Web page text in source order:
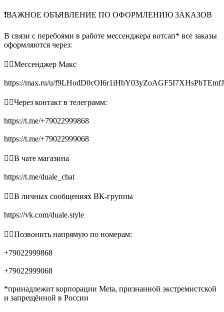
❗️ВАЖНОЕ ОБЪЯВЛЕНИЕ ПО ОФОРМЛЕНИЮ ЗАКАЗОВ
В связи с перебоями в работе мессенджера вотсап* все заказы
оформляются через:
👉🏻Мессенджер Макс
https://max.ru/u/
👉🏻Через контакт в телеграмм:
https://t.me/+79022999868
https://t.me/+79022999068
👉🏻В чате магазина
https://t.me/duale_chat
👉🏻В личных сообщениях ВК-группы
https://vk.com/duale.style
👉🏻Позвонить напрямую по номерам:
+79022999868
+79022999068
*принадлежит корпорации Meta, признанной экстремистской
и запрещённой в России